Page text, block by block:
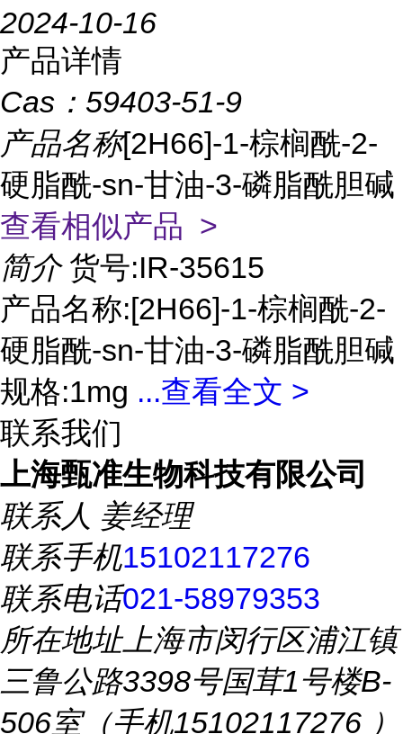
2024-10-16
产品详情
Cas： 59403-51-9
产品名称[2H66]-1-棕榈酰-2-
硬脂酰-sn-甘油-3-磷脂酰胆碱
查看相似产品 >
简介 货号:IR-35615
产品名称:[2H66]-1-棕榈酰-2-
硬脂酰-sn-甘油-3-磷脂酰胆碱
规格:1mg ...查看全文 >
联系我们
上海甄准生物科技有限公司
联系人 姜经理
联系手机15102117276
联系电话021-58979353
所在地址上海市闵行区浦江镇
三鲁公路3398号国茸1号楼B-
506室（手机15102117276 ）